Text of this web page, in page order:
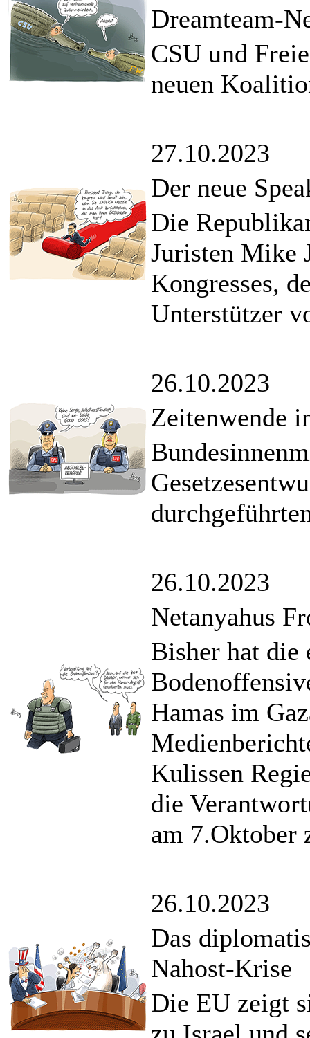
Dreamteam-
CSU und
neuen
27.10.2023
Der neue
Die
Juristen Mike
Kongresses,
Unterstützer
26.10.2023
Zeitenwende
26.10.2023
Netanyahus
Bisher hat die
Hamas im
Kulissen
die
am 7.Oktober
26.10.2023
Das
Nahost-Krise
Die EU zeigt